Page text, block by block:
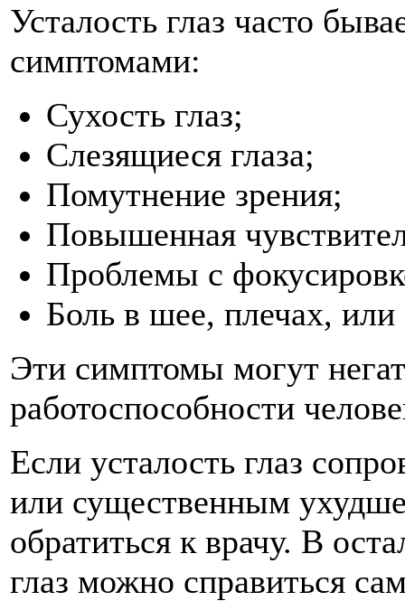
Усталость глаз часто
симптомами:
Сухость глаз;
Слезящиеся глаза;
Помутнение зрения;
Повышенная
Проблемы с
Боль в шее, плечах, или
Эти симптомы могут
работоспособности
Если усталость глаз
или существенным
обратиться к врачу. В
глаз можно справиться